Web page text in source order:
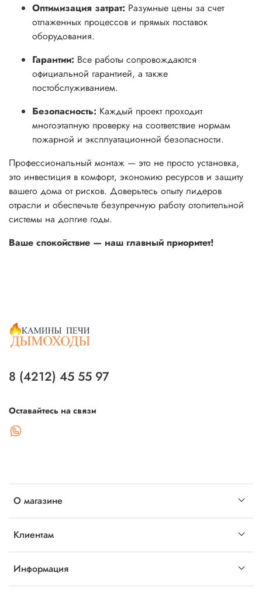
Оптимизация затрат: Разумные цены за счет
отлаженных процессов и прямых поставок
оборудования.
Гарантии: Все работы сопровождаются
официальной гарантией, а также
постобслуживанием.
Безопасность: Каждый проект проходит
многоэтапную проверку на соответствие нормам
пожарной и эксплуатационной безопасности.
Профессиональный монтаж — это не просто установка,
это инвестиция в комфорт, экономию ресурсов и защиту
вашего дома от рисков. Доверьтесь опыту лидеров
отрасли и обеспечьте безупречную работу отопительной
системы на долгие годы.
Ваше спокойствие — наш главный приоритет!
О магазине
Клиентам
Информация
8 (4212) 45 55 97
Оставайтесь на связи